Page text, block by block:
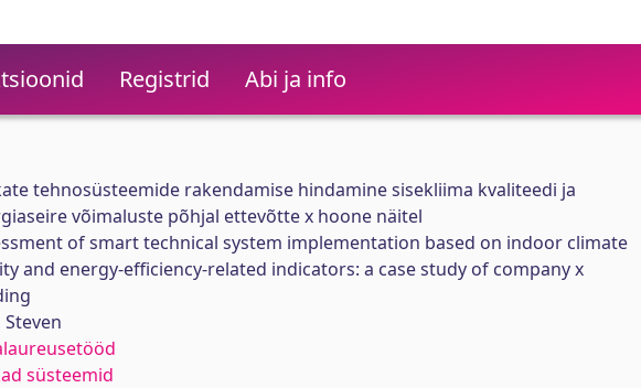
Registrid Abi ja info
tehnosüsteemide rakendamise hindamine sisekliima kvaliteedi ja
võimaluste põhjal ettevõtte x hoone näitel
of smart technical system implementation based on indoor climate
and energy-efficiency-related indicators: a case study of company x
Steven
süsteemid